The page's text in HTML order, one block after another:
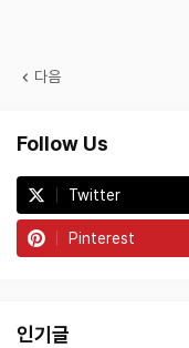
다음
Follow Us
Twitter
Pinterest
인기글